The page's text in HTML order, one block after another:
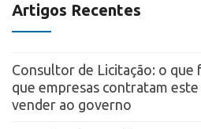
Artigos Recentes
Consultor de Licitação: o que
que empresas contratam
vender ao governo